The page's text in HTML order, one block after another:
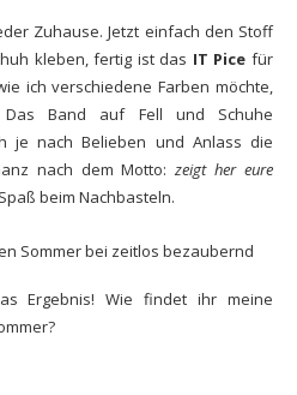
Zuhause. Jetzt einfach den Stoff
kleben, fertig ist das IT Picefür
ich verschiedene Farben möchte,
Das Band auf Fell und Schuhe
je nach Belieben und Anlass die
nach dem Motto:zeigt her eure
beim Nachbasteln.
Ergebnis! Wie findet ihr meine